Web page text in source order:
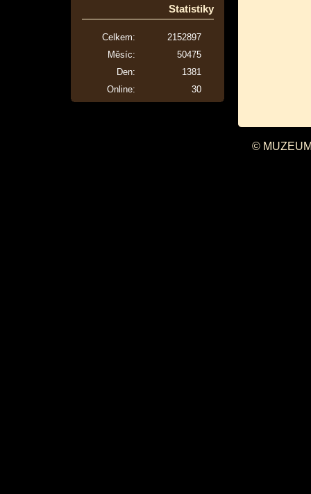
Statistiky
Online: 30
Celkem:
2152897
Měsíc:
50475
Den:
1381
©